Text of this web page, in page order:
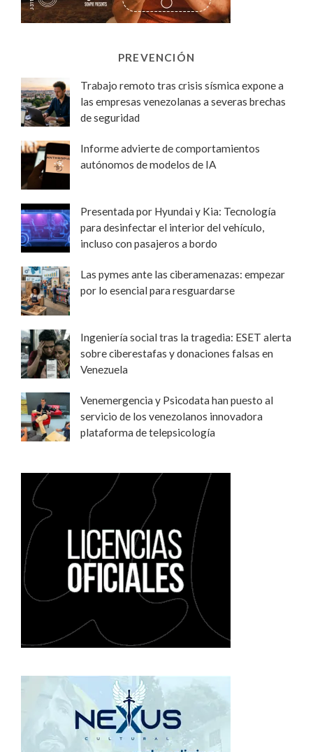
PREVENCIÓN
Trabajo remoto tras crisis sísmica expone a
las empresas venezolanas a severas brechas
de seguridad
Informe advierte de comportamientos
autónomos de modelos de IA
Presentada por Hyundai y Kia: Tecnología
para desinfectar el interior del vehículo,
incluso con pasajeros a bordo
Las pymes ante las ciberamenazas: empezar
por lo esencial para resguardarse
Ingeniería social tras la tragedia: ESET alerta
sobre ciberestafas y donaciones falsas en
Venezuela
Venemergencia y Psicodata han puesto al
servicio de los venezolanos innovadora
plataforma de telepsicología